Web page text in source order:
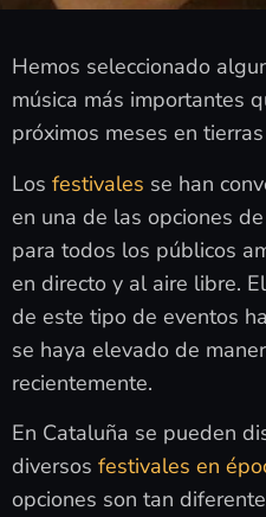
Hemos seleccionado
música más importantes
próximos meses en
Los festivales se han
en una de las opciones
para todos los públicos
en directo y al aire libre.
de este tipo de eventos
se haya elevado de
recientemente.
En Cataluña se pueden
diversos festivales en
opciones son tan